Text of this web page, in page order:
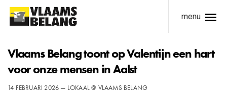
menu
Vlaams Belang toont op Valentijn een hart
voor onze mensen in Aalst
14 FEBRUARI 2026 — LOKAAL @ VLAAMS BELANG